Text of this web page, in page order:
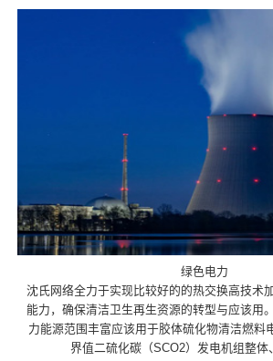
绿色电力
沈氏网络全力于实现比较好的的热交换高技术
能力，确保清洁卫生再生资源的转型与应该用
力能源范围丰富应该用于胶体硫化物清洁燃料
界值二硫化碳（SCO2）发电机组整体